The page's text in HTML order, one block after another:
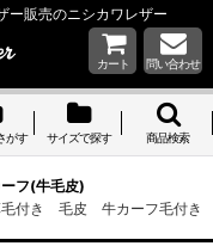
ー販売のニシカワレザー
カート 問い合わせ
がす サイズで探す 商品検索
フ(牛毛皮)
付き 毛皮 牛カーフ毛付き